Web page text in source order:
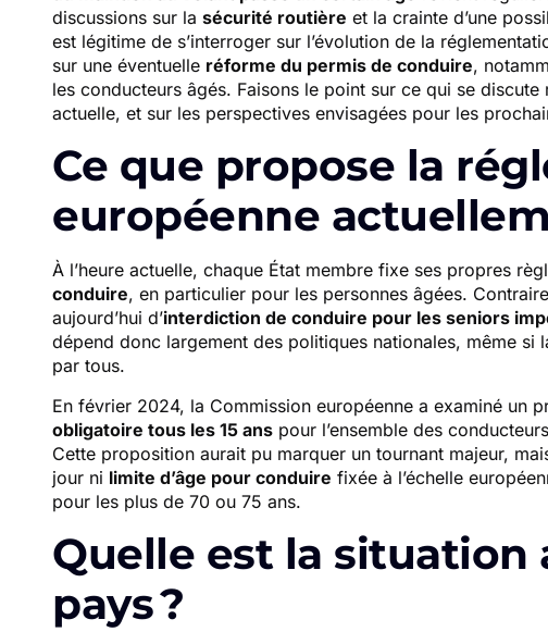
discussions sur la sécurité routière et la crainte d’une
est légitime de s’interroger sur l’évolution de la
sur une éventuelle réforme du permis de conduire,
les conducteurs âgés. Faisons le point sur ce qui se
actuelle, et sur les perspectives envisagées pour les
Ce que propose la
européenne
À l’heure actuelle, chaque État membre fixe ses propres
conduire, en particulier pour les personnes âgées.
aujourd’hui d’interdiction de conduire pour les seniors
dépend donc largement des politiques nationales, même si
par tous.
En février 2024, la Commission européenne a examiné un
obligatoire tous les 15 ans pour l’ensemble des
Cette proposition aurait pu marquer un tournant majeur,
jour ni limite d’âge pour conduire fixée à l’échelle
pour les plus de 70 ou 75 ans.
Quelle est la situation
pays ?